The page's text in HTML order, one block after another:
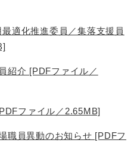
適化推進委員／集落支援員
紹介 [PDFファイル／
ファイル／2.65MB]
職員異動のお知らせ [PDFフ